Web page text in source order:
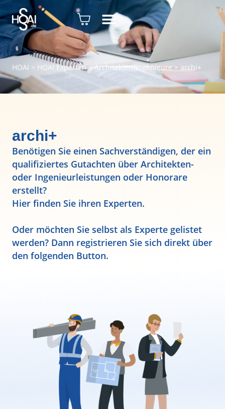
HOAI > HOAI Experten>Architekten/Ingenieure>archi+
archi+
Benötigen Sie einen Sachverständigen, der ein
qualifiziertes Gutachten über Architekten-
oder Ingenieurleistungen oder Honorare
erstellt?
Hier finden Sie ihren Experten.
Oder möchten Sie selbst als Experte gelistet
werden? Dann registrieren Sie sich direkt über
den folgenden Button.